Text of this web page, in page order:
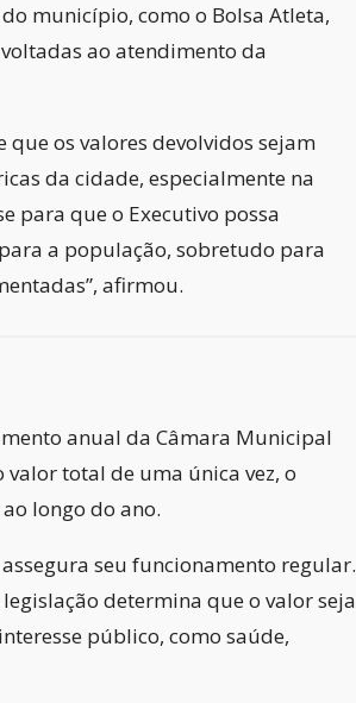
município, como o Bolsa Atleta,
ao atendimento da
que os valores devolvidos sejam
da cidade, especialmente na
para que o Executivo possa
a população, sobretudo para
afirmou.
anual da Câmara Municipal
valor total de uma única vez, o
longo do ano.
seu funcionamento regular.
determina que o valor seja
público, como saúde,